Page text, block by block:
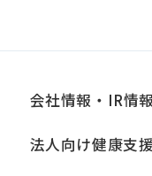
会社情報・IR情
法人向け健康支